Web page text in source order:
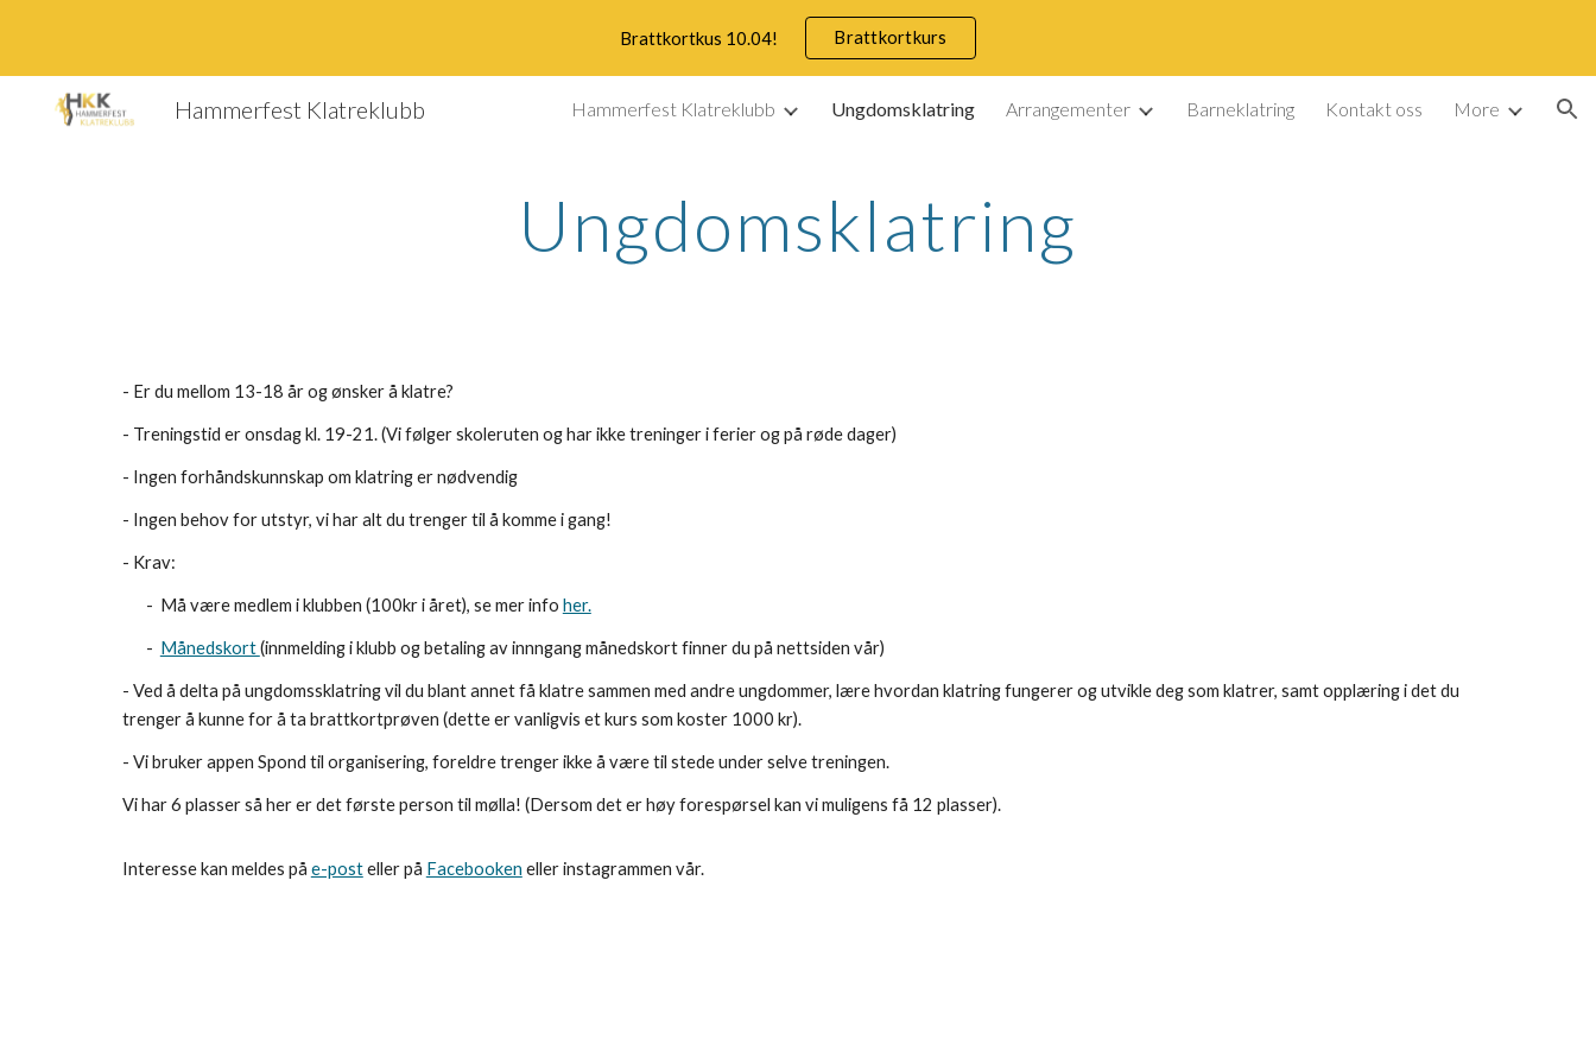
Skip to main content Skip to navigation
Brattkortkus 10.04! Brattkortkurs
Hammerfest Klatreklubb Hammerfest Klatreklubb Ungdomsklatring Arrangementer Barneklatring Kontakt oss More
Ungdomsklatring
- Er du mellom 13-18 år og ønsker å klatre?
- Treningstid er onsdag kl. 19-21. (Vi følger skoleruten og har ikke treninger i ferier og på røde dager)
- Ingen forhåndskunnskap om klatring er nødvendig
- Ingen behov for utstyr, vi har alt du trenger til å komme i gang!
- Krav:
- Må være medlem i klubben (100kr i året), se mer info her.
- Månedskort(innmelding i klubb og betaling av innngang månedskort finner du på nettsiden vår)
- Ved å delta på ungdomssklatring vil du blant annet få klatre sammen med andre ungdommer, lære hvordan klatring fungerer og utvikle deg som klatrer, samt opplæring i det du
trenger å kunne for å ta brattkortprøven (dette er vanligvis et kurs som koster 1000 kr).
- Vi bruker appen Spond til organisering, foreldre trenger ikke å være til stede under selve treningen.
Vi har 6 plasser så her er det første person til mølla! (Dersom det er høy forespørsel kan vi muligens få 12 plasser).
Interesse kan meldes på e-posteller på Facebooken eller instagrammen vår.